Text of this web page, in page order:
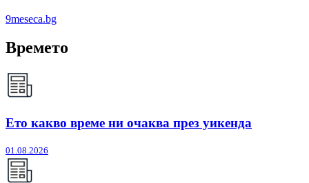
9meseca.bg
Времето
Ето какво време ни очаква през уикенда
01.08.2026